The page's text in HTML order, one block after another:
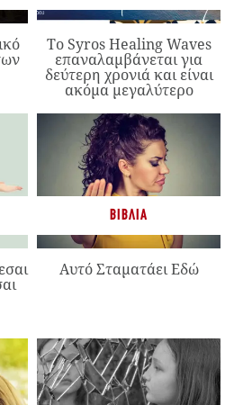
Το Syros Healing Waves
επαναλαμβάνεται για
δεύτερη χρονιά και είναι
ακόμα μεγαλύτερο
ΒΙΒΛΊΑ
Αυτό Σταματάει Εδώ